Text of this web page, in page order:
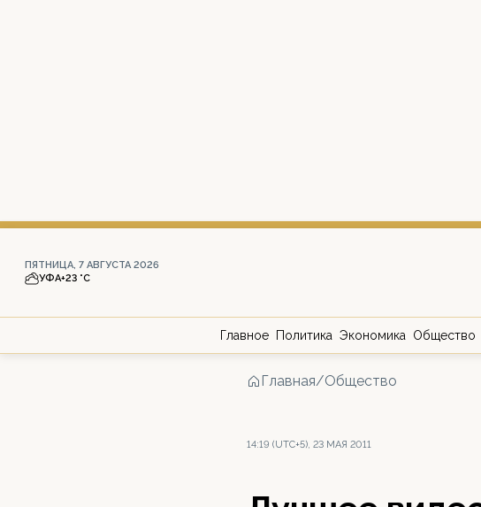
ПЯТНИЦА, 7 АВГУСТА 2026
УФА+23 °С
Главное Политика Экономика Общество
Главная/Общество
14:19 (UTC+5), 23 МАЯ 2011